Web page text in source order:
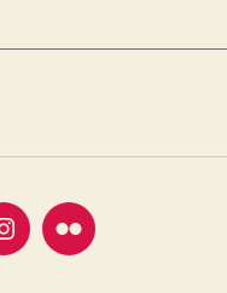
Instagram
Flickr